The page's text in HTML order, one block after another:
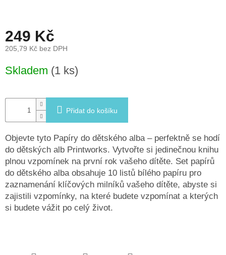
249 Kč
205,79 Kč bez DPH
cena:
Skladem (1 ks)
Přidat do košíku
Objevte tyto Papíry do dětského alba – perfektně se hodí
do dětských alb Printworks. Vytvořte si jedinečnou knihu
plnou vzpomínek na první rok vašeho dítěte. Set papírů
do dětského alba obsahuje 10 listů bílého papíru pro
zaznamenání klíčových milníků vašeho dítěte, abyste si
zajistili vzpomínky, na které budete vzpomínat a kterých
si budete vážit po celý život.